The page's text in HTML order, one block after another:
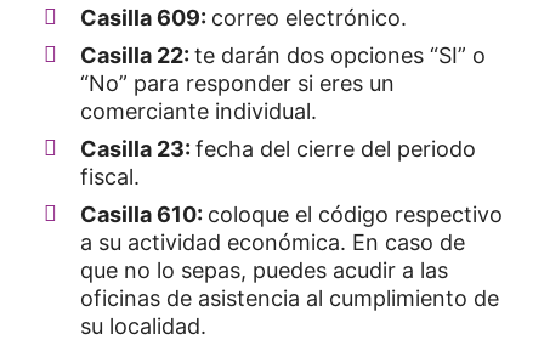
Casilla 609: correo electrónico.
Casilla 22: te darán dos opciones “SI” o
“No” para responder si eres un
comerciante individual.
Casilla 23: fecha del cierre del periodo
fiscal.
Casilla 610: coloque el código respectivo
a su actividad económica. En caso de
que no lo sepas, puedes acudir a las
oficinas de asistencia al cumplimiento de
su localidad.